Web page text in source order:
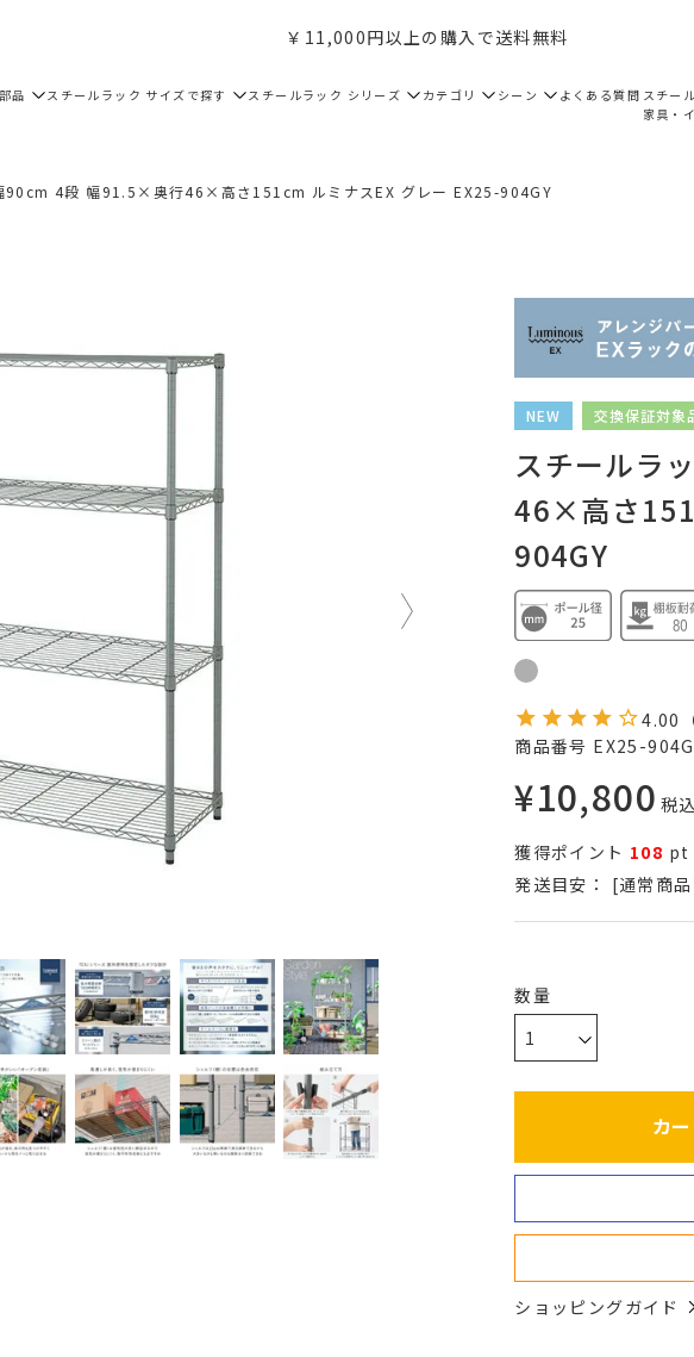
￥11,000円以上の購入で送料無料
品 スチールラック サイズで探す スチールラック シリーズ カテゴリ シーン よくある質問 スチー
家具・
90cm 4段 幅91.5×奥行46×高さ151cm ルミナスEX グレー EX25-904GY
NEW 交換保証対象
スチールラ
46×高さ
904GY
4.00
商品番号 EX25-
¥10,800 税
獲得ポイント 108 pt
発送目安：
[通常商
カ
ショッピングガイド